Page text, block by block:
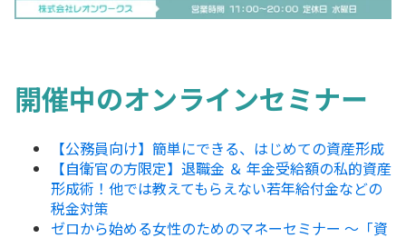
開催中のオンラインセミナー
【公務員向け】簡単にできる、はじめての資産形成
【自衛官の方限定】退職金 ＆ 年金受給額の私的資産
形成術！他では教えてもらえない若年給付金などの
税金対策
ゼロから始める女性のためのマネーセミナー ～「資